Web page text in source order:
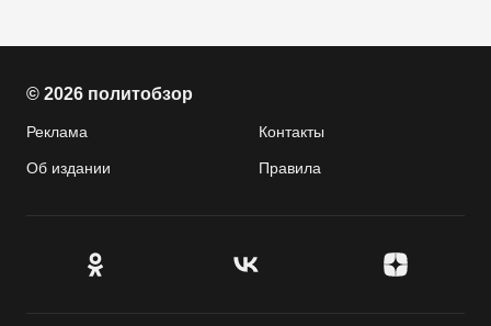
© 2026 политобзор
Реклама Контакты
Об издании Правила